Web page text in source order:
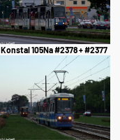
Konstal 105Na #2378 + #2377